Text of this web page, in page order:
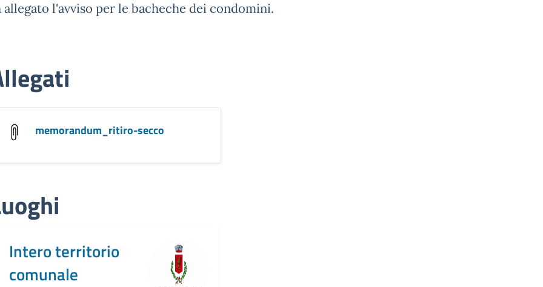
allegato l'avviso per le bacheche dei condomini.
memorandum_ritiro-secco
Intero territorio
comunale